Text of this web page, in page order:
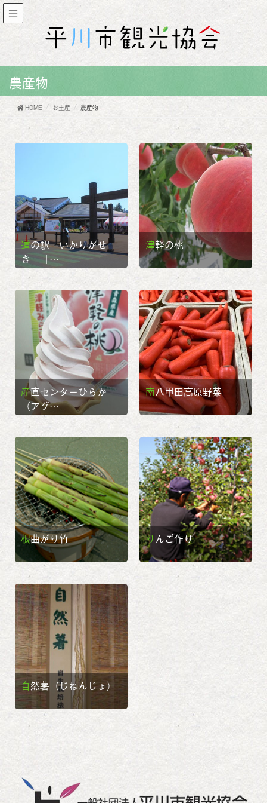
農産物
HOME お土産 農産物
道の駅 いかりがせ
き 「…
津軽の桃
産直センターひらか
（アグ…
南八甲田高原野菜
根曲がり竹 りんご作り
自然薯（じねんじょ）